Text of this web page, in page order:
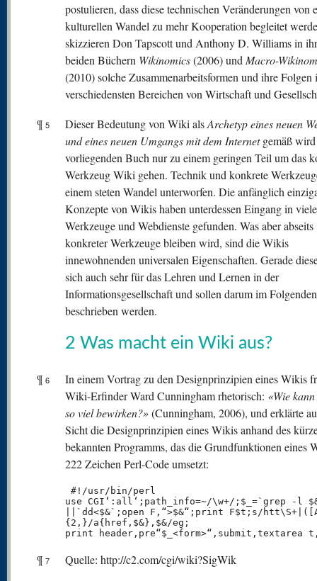
postulieren, dass diese technischen Veränderungen von
kulturellen Wandel zu mehr Kooperation begleitet
skizzieren Don Tapscott und Anthony D. Williams in
beiden Büchern Wikinomics(2006) und Macro-
(2010) solche Zusammenarbeitsformen und ihre Folgen
verschiedensten Bereichen von Wirtschaft und
¶ 5 Dieser Bedeutung von Wiki alsArchetyp eines neuen
und eines neuen Umgangs mit dem Internetgemäß
vorliegenden Buch nur zu einem geringen Teil um das
Werkzeug Wiki gehen. Technik und konkrete
einem steten Wandel unterworfen. Die anfänglich
Konzepte von Wikis haben unterdessen Eingang in
Werkzeuge und Webdienste gefunden. Was aber abseits
konkreter Werkzeuge bleiben wird, sind die Wikis
innewohnenden universalen Eigenschaften. Gerade
sich auch sehr für das Lehren und Lernen in der
Informationsgesellschaft und sollen darum im Folgenden
beschrieben werden.
2 Was macht ein Wiki aus?
¶ 6
In einem Vortrag zu den Designprinzipien eines Wikis
Wiki-Erfinder Ward Cunningham rhetorisch: «Wie
so viel bewirken?»(Cunningham, 2006), und erklärte
Sicht die Designprinzipien eines Wikis anhand des
bekannten Programms, das die Grundfunktionen eines
222 Zeichen Perl-Code umsetzt:
#!/usr/bin/perl
use CGI‘:all‘;path_info=~/\w+/;$_=`grep -l
||`dd<$&`;open F,“>$&“;print F$t;s/
{2,}/a{href,$&},$&/eg;
print header,pre“$_<form>“,submit,textarea
¶ 7
Quelle: http://c2.com/cgi/wiki?SigWik